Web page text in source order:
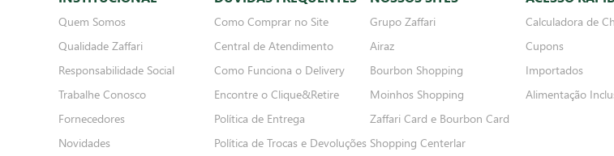
Quem Somos
Qualidade Zaffari
Responsabilidade Social
Trabalhe Conosco
Fornecedores
Novidades
Como Comprar no Site
Central de Atendimento
Como Funciona o Delivery
Encontre o Clique&Retire
Política de Entrega
Política de Trocas e Devoluções
Grupo Zaffari
Airaz
Bourbon Shopping
Moinhos Shopping
Zaffari Card e Bourbon Card
Shopping Centerlar
Calculadora de
Cupons
Importados
Alimentação